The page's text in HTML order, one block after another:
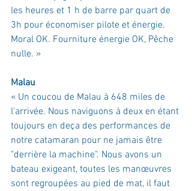
les heures et 1 h de barre par quart de
3h pour économiser pilote et énergie.
Moral OK. Fourniture énergie OK, Pêche
nulle. »
Malau
« Un coucou de Malau à 648 miles de
l'arrivée. Nous naviguons à deux en étant
toujours en deça des performances de
notre catamaran pour ne jamais être
"derrière la machine". Nous avons un
bateau exigeant, toutes les manœuvres
sont regroupées au pied de mat, il faut